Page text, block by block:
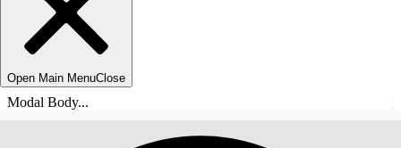
Open Main MenuClose
Modal Body...